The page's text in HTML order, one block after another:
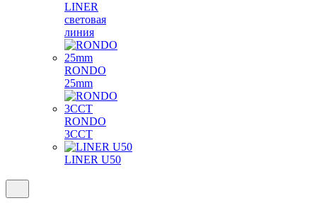
LINER
световая
линия
RONDO
25mm
RONDO
3CCT
LINER U50